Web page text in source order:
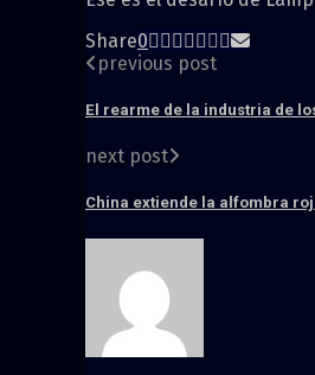
Share0
previous post
El rearme de la industria de
next post
China extiende la alfombra